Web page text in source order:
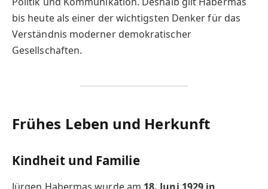
bis heute als einer der wichtigsten Denker für das
Verständnis moderner demokratischer
Gesellschaften.
Frühes Leben und Herkunft
Kindheit und Familie
Jürgen Habermas wurde am 18. Juni 1929 in